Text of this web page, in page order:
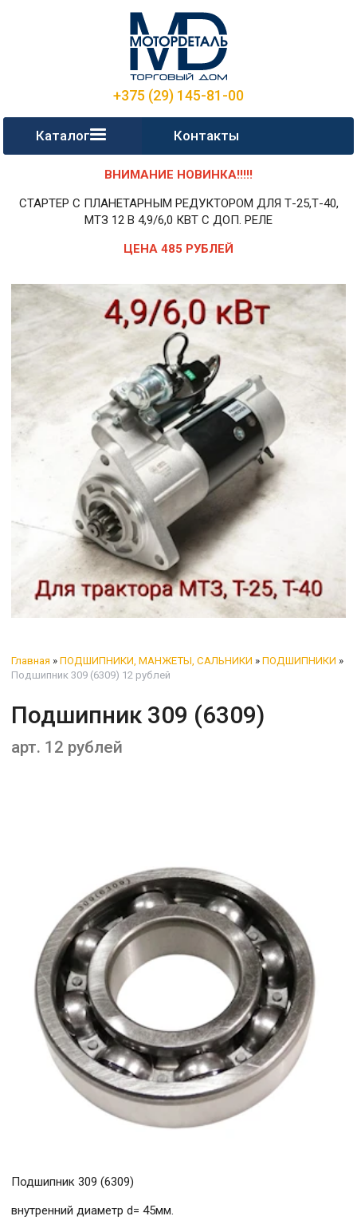
+375 (29) 145-81-00
Каталог Контакты
ВНИМАНИЕ НОВИНКА!!!!!
СТАРТЕР С ПЛАНЕТАРНЫМ РЕДУКТОРОМ ДЛЯ Т-25,Т-40,
МТЗ 12 В 4,9/6,0 КВТ С ДОП. РЕЛЕ
ЦЕНА 485 РУБЛЕЙ
Главная » ПОДШИПНИКИ, МАНЖЕТЫ, САЛЬНИКИ » ПОДШИПНИКИ »
Подшипник 309 (6309) 12 рублей
Подшипник 309 (6309)
арт. 12 рублей
Подшипник 309 (6309)
внутренний диаметр d= 45мм.